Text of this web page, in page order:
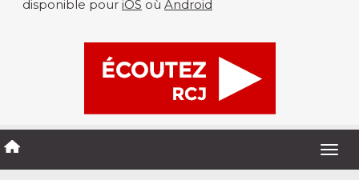
disponible pour iOS où Android